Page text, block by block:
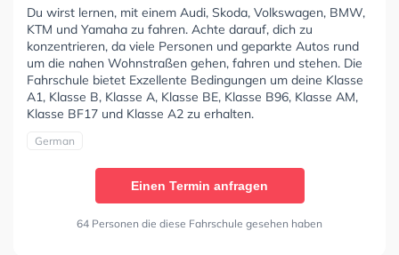
Du wirst lernen, mit einem Audi, Skoda, Volkswagen, BMW,
KTM und Yamaha zu fahren. Achte darauf, dich zu
konzentrieren, da viele Personen und geparkte Autos rund
um die nahen Wohnstraßen gehen, fahren und stehen. Die
Fahrschule bietet Exzellente Bedingungen um deine Klasse
A1, Klasse B, Klasse A, Klasse BE, Klasse B96, Klasse AM,
Klasse BF17 und Klasse A2 zu erhalten.
German
Einen Termin anfragen
64 Personen die diese Fahrschule gesehen haben